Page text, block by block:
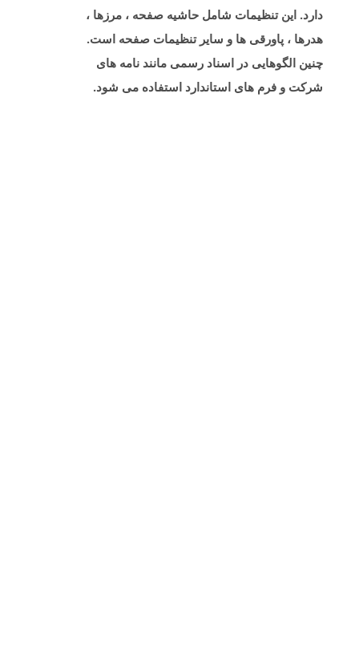
دارد. این تنظیمات شامل حاشیه صفحه ، مرزها ،
هدرها ، پاورقی ها و سایر تنظیمات صفحه است.
چنین الگوهایی در اسناد رسمی مانند نامه های
شرکت و فرم های استاندارد استفاده می شود.